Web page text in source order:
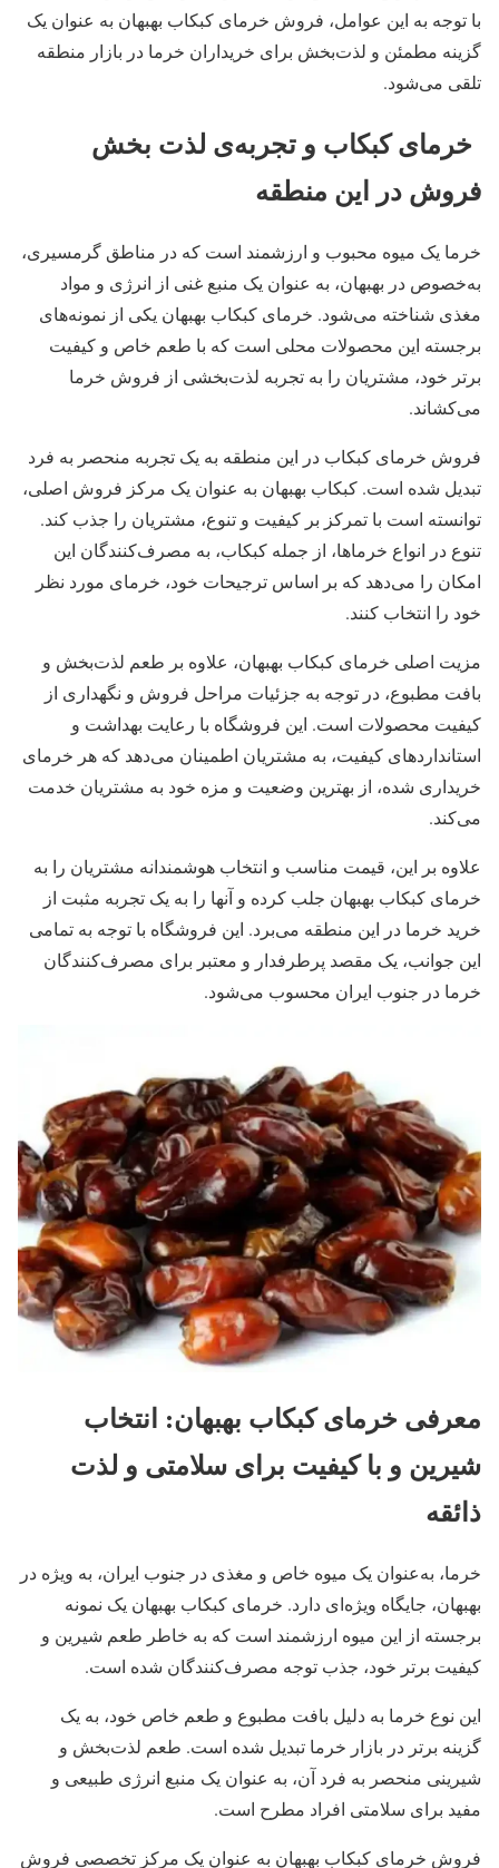
با توجه به این عوامل، فروش خرمای کبکاب بهبهان به عنوان یک
گزینه مطمئن و لذت‌بخش برای خریداران خرما در بازار منطقه
تلقی می‌شود.
خرمای کبکاب و تجربه‌ی لذت بخش
فروش در این منطقه
خرما یک میوه محبوب و ارزشمند است که در مناطق گرمسیری،
به‌خصوص در بهبهان، به عنوان یک منبع غنی از انرژی و مواد
مغذی شناخته می‌شود. خرمای کبکاب بهبهان یکی از نمونه‌های
برجسته این محصولات محلی است که با طعم خاص و کیفیت
برتر خود، مشتریان را به تجربه لذت‌بخشی از فروش خرما
می‌کشاند.
فروش خرمای کبکاب در این منطقه به یک تجربه منحصر به فرد
تبدیل شده است. کبکاب بهبهان به عنوان یک مرکز فروش اصلی،
توانسته است با تمرکز بر کیفیت و تنوع، مشتریان را جذب کند.
تنوع در انواع خرماها، از جمله کبکاب، به مصرف‌کنندگان این
امکان را می‌دهد که بر اساس ترجیحات خود، خرمای مورد نظر
خود را انتخاب کنند.
مزیت اصلی خرمای کبکاب بهبهان، علاوه بر طعم لذت‌بخش و
بافت مطبوع، در توجه به جزئیات مراحل فروش و نگهداری از
کیفیت محصولات است. این فروشگاه با رعایت بهداشت و
استانداردهای کیفیت، به مشتریان اطمینان می‌دهد که هر خرمای
خریداری شده، از بهترین وضعیت و مزه خود به مشتریان خدمت
می‌کند.
علاوه بر این، قیمت مناسب و انتخاب هوشمندانه مشتریان را به
خرمای کبکاب بهبهان جلب کرده و آنها را به یک تجربه مثبت از
خرید خرما در این منطقه می‌برد. این فروشگاه با توجه به تمامی
این جوانب، یک مقصد پرطرفدار و معتبر برای مصرف‌کنندگان
خرما در جنوب ایران محسوب می‌شود.
معرفی خرمای کبکاب بهبهان: انتخاب
شیرین و با کیفیت برای سلامتی و لذت
ذائقه
خرما، به‌عنوان یک میوه خاص و مغذی در جنوب ایران، به ویژه در
بهبهان، جایگاه ویژه‌ای دارد. خرمای کبکاب بهبهان یک نمونه
برجسته از این میوه ارزشمند است که به خاطر طعم شیرین و
کیفیت برتر خود، جذب توجه مصرف‌کنندگان شده است.
این نوع خرما به دلیل بافت مطبوع و طعم خاص خود، به یک
گزینه برتر در بازار خرما تبدیل شده است. طعم لذت‌بخش و
شیرینی منحصر به فرد آن، به عنوان یک منبع انرژی طبیعی و
مفید برای سلامتی افراد مطرح است.
فروش خرمای کبکاب بهبهان به عنوان یک مرکز تخصصی فروش